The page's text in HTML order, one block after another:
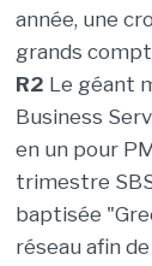
année, une
grands
R2 Le géant
Business
en un pour
trimestre
baptisée
réseau afin